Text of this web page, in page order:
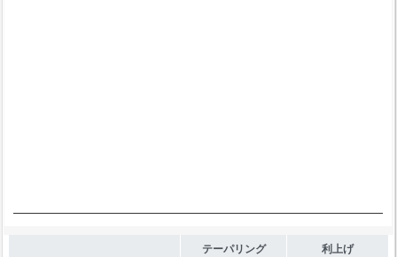
テーパリング 利上げ